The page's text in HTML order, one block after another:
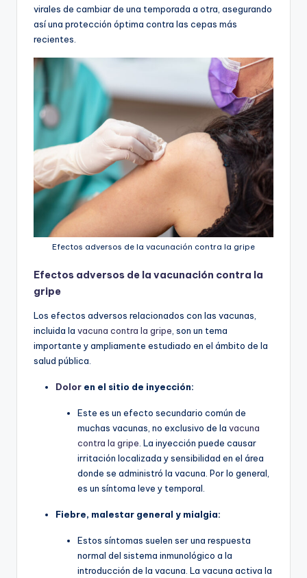
virales de cambiar de una temporada a otra, asegurando
así una protección óptima contra las cepas más
recientes.
Efectos adversos de la vacunación contra la gripe
Efectos adversos de la vacunación contra la
gripe
Los efectos adversos relacionados con las vacunas,
incluida la vacuna contra la gripe, son un tema
importante y ampliamente estudiado en el ámbito de la
salud pública.
Dolor en el sitio de inyección:
Este es un efecto secundario común de
muchas vacunas, no exclusivo de la vacuna
contra la gripe. La inyección puede causar
irritación localizada y sensibilidad en el área
donde se administró la vacuna. Por lo general,
es un síntoma leve y temporal.
Fiebre, malestar general y mialgia:
Estos síntomas suelen ser una respuesta
normal del sistema inmunológico a la
introducción de la vacuna. La vacuna activa la